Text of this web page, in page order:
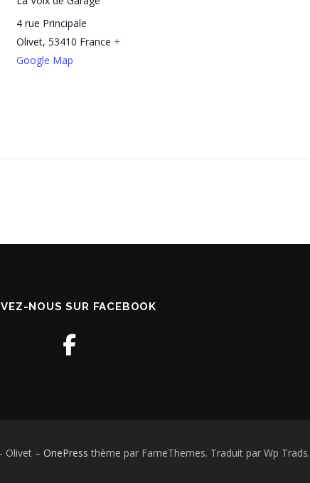
4 rue Principale
Olivet, 53410 France +
Google Map
NOUS SUR FACEBOOK
Olivet – OnePress thème par FameThemes. Traduit par Wp Trads.